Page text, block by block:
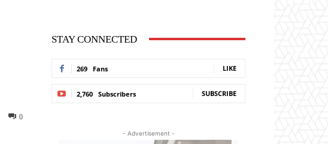
0
STAY CONNECTED
269 Fans LIKE
2,760 Subscribers SUBSCRIBE
- Advertisement -